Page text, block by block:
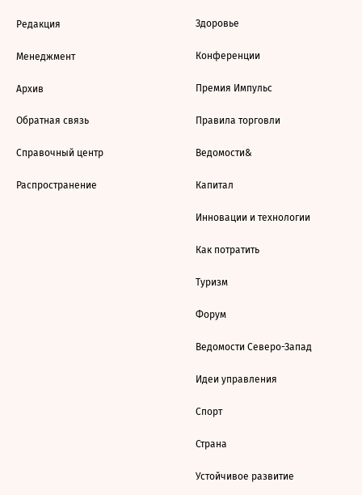
Редакция
Менеджмент
Архив
Обратная связь
Справочный центр
Распространение
Здоровье
Конференции
Премия Импульс
Правила торговли
Ведомости&
Капитал
Инновации и технологии
Как потратить
Туризм
Форум
Ведомости Северо-Запад
Идеи управления
Спорт
Страна
Устойчивое развитие